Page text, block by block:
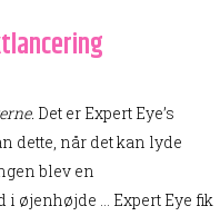
Det er Expert Eye’s
dette, når det kan lyde
blev en
øjenhøjde … Expert Eye fik